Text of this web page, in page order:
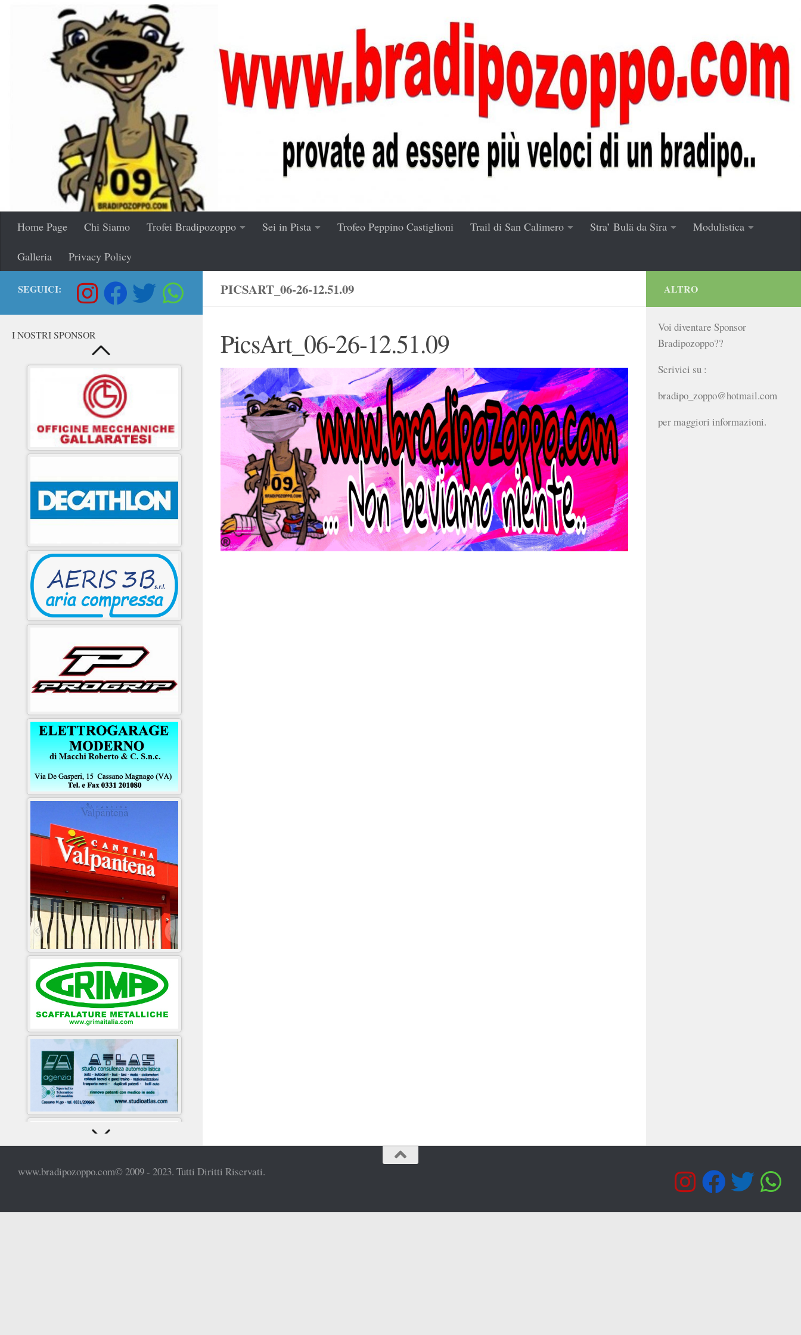
Salta al contenuto
Home Page Chi Siamo Trofei Bradipozoppo Sei in Pista Trofeo Peppino Castiglioni Trail di San Calimero Stra’ Bulä da Sira Modulistica
Galleria Privacy Policy
PICSART_06-26-12.51.09
PicsArt_06-26-12.51.09
SEGUICI:
I NOSTRI SPONSOR
ALTRO
Voi diventare Sponsor
Bradipozoppo??
Scrivici su :
bradipo_zoppo@hotmail.com
per maggiori informazioni.
www.bradipozoppo.com© 2009 - 2023. Tutti Diritti Riservati.